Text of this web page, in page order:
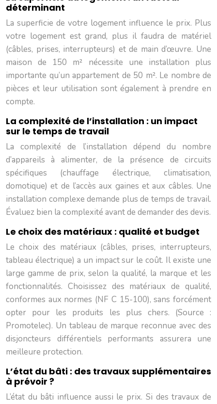
déterminant
La superficie de votre logement influence le prix. Plus
votre logement est grand, plus il faudra de matériel
(câbles, prises, interrupteurs) et de main d’œuvre. Une
maison de 150 m² nécessite une installation plus
importante qu’un appartement de 50 m². Le nombre de
pièces et leur utilisation sont également à prendre en
compte.
La complexité de l’installation : un impact
sur le temps de travail
La complexité de l’installation dépend du nombre
d’appareils à alimenter, de la présence de circuits
spécifiques (chauffage électrique, climatisation,
domotique) et de l’accès aux gaines et aux câbles. Une
installation complexe demande plus de temps de travail.
Évaluez bien la complexité avant de demander des devis.
Le choix des matériaux : qualité et budget
Le choix des matériaux (câbles, prises, interrupteurs,
tableau électrique) a un impact sur le coût. Il existe une
large gamme de prix, selon la qualité, la marque et les
fonctionnalités. Choisissez des matériaux de qualité,
conformes aux normes (NF C 15-100), sans forcément
opter pour les produits les plus chers. (Source :
Promotelec). Un tableau de marque reconnue avec des
disjoncteurs différentiels performants assurera une
meilleure protection.
L’état du bâti : des travaux supplémentaires
à prévoir ?
L’état du bâti influence aussi le prix. Si des travaux de